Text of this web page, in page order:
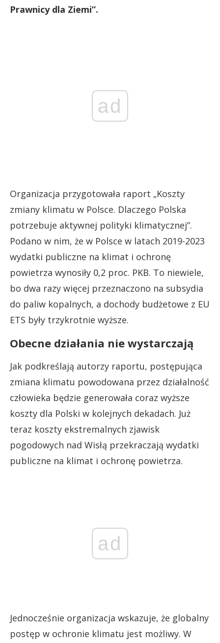
Prawnicy dla Ziemi”.
ad
Organizacja przygotowała raport „Koszty
zmiany klimatu w Polsce. Dlaczego Polska
potrzebuje aktywnej polityki klimatycznej”.
Podano w nim, że w Polsce w latach 2019-2023
wydatki publiczne na klimat i ochronę
powietrza wynosiły 0,2 proc. PKB. To niewiele,
bo dwa razy więcej przeznaczono na subsydia
do paliw kopalnych, a dochody budżetowe z EU
ETS były trzykrotnie wyższe.
Obecne działania nie wystarczają
Jak podkreślają autorzy raportu, postępująca
zmiana klimatu powodowana przez działalność
człowieka będzie generowała coraz wyższe
koszty dla Polski w kolejnych dekadach. Już
teraz koszty ekstremalnych zjawisk
pogodowych nad Wisłą przekraczają wydatki
publiczne na klimat i ochronę powietrza.
ad
Jednocześnie organizacja wskazuje, że globalny
postęp w ochronie klimatu jest możliwy. W